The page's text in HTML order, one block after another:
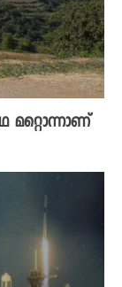
മറ്റൊന്നാണ്